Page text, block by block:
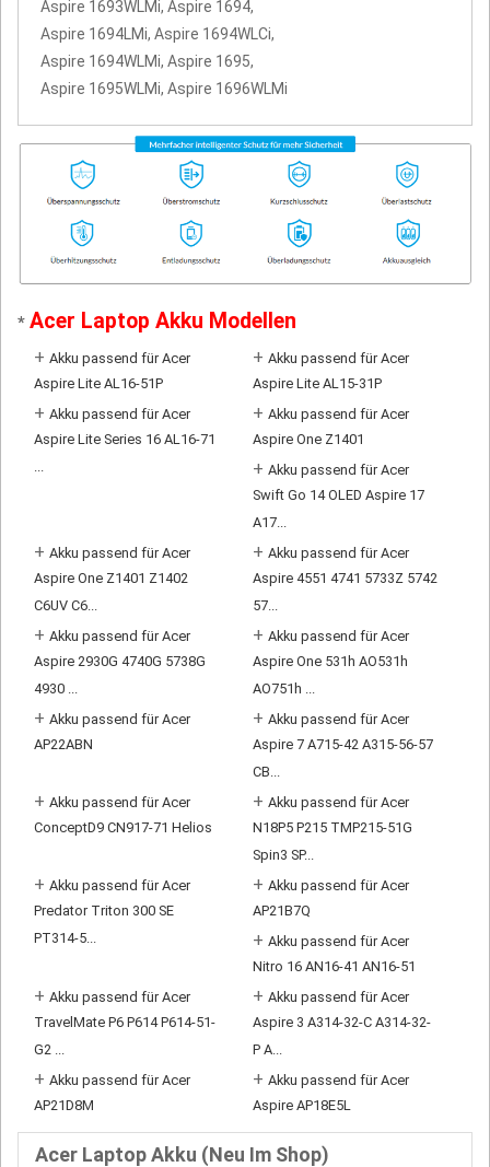
Aspire 1693WLMi, Aspire 1694,
Aspire 1694LMi, Aspire 1694WLCi,
Aspire 1694WLMi, Aspire 1695,
Aspire 1695WLMi, Aspire 1696WLMi
* Acer Laptop Akku Modellen
+ Akku passend für Acer
Aspire Lite AL16-51P
+ Akku passend für Acer
Aspire Lite AL15-31P
+ Akku passend für Acer
Aspire Lite Series 16 AL16-71
...
+ Akku passend für Acer
Aspire One Z1401
+ Akku passend für Acer
Swift Go 14 OLED Aspire 17
A17...
+ Akku passend für Acer
Aspire One Z1401 Z1402
C6UV C6...
+ Akku passend für Acer
Aspire 4551 4741 5733Z 5742
57...
+ Akku passend für Acer
Aspire 2930G 4740G 5738G
4930 ...
+ Akku passend für Acer
Aspire One 531h AO531h
AO751h ...
+ Akku passend für Acer
AP22ABN
+ Akku passend für Acer
Aspire 7 A715-42 A315-56-57
CB...
+ Akku passend für Acer
ConceptD9 CN917-71 Helios
+ Akku passend für Acer
N18P5 P215 TMP215-51G
Spin3 SP...
+ Akku passend für Acer
Predator Triton 300 SE
PT314-5...
+ Akku passend für Acer
AP21B7Q
+ Akku passend für Acer
Nitro 16 AN16-41 AN16-51
+ Akku passend für Acer
TravelMate P6 P614 P614-51-
G2 ...
+ Akku passend für Acer
Aspire 3 A314-32-C A314-32-
P A...
+ Akku passend für Acer
AP21D8M
+ Akku passend für Acer
Aspire AP18E5L
Acer Laptop Akku (Neu Im Shop)